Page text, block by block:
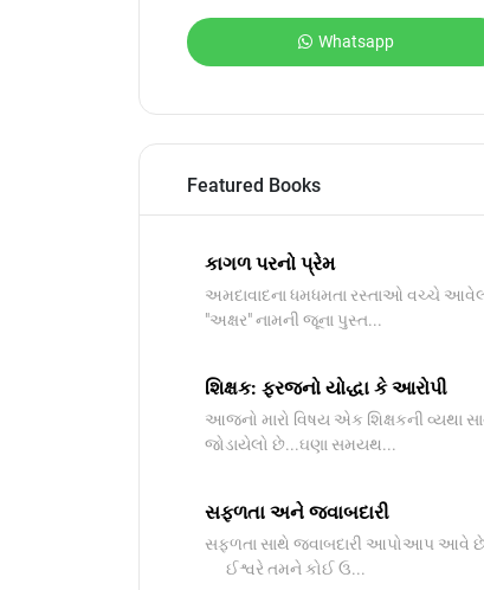
Whatsapp
Featured Books
કાગળ પરનો પ્રેમ
અમદાવાદના ધમધમતા રસ્તાઓ વચ્ચે
"અક્ષર" નામની જૂના પુસ્ત...
શિક્ષક: ફરજનો યોદ્ધા કે આરોપી
આજનો મારો વિષય એક શિક્ષકની વ્યથા
જોડાયેલો છે...ઘણા સમયથ...
સફળતા અને જવાબદારી
સફળતા સાથે જવાબદારી આપોઆપ આવે
ઈશ્વરે તમને કોઈ ઉ...